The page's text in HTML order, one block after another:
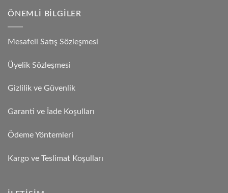
ÖNEMLI BILGILER
Mesafeli Satış Sözleşmesi
Üyelik Sözleşmesi
Gizlilik ve Güvenlik
Garanti ve İade Koşulları
Ödeme Yöntemleri
Kargo ve Teslimat Koşulları